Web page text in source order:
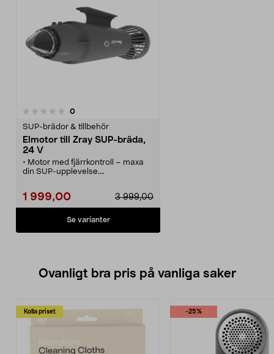
0recensioner
SUP-brädor & tillbehör
Elmotor till Zray SUP-bräda,
24 V
• Motor med fjärrkontroll – maxa
din SUP-upplevelse.
cirka 35 minuter full effekt.
• Vattentät fjärrkontroll för
handleden – visar hastighet och
3 999,00
1 999,00
Se varianter
Ovanligt bra pris på vanliga saker
Kolla priset -25%